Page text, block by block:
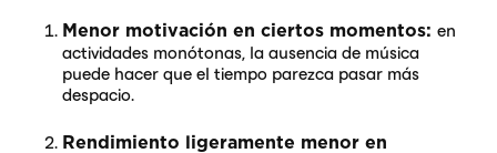
Menor motivación en ciertos momentos: en
actividades monótonas, la ausencia de música
puede hacer que el tiempo parezca pasar más
despacio.
Rendimiento ligeramente menor en